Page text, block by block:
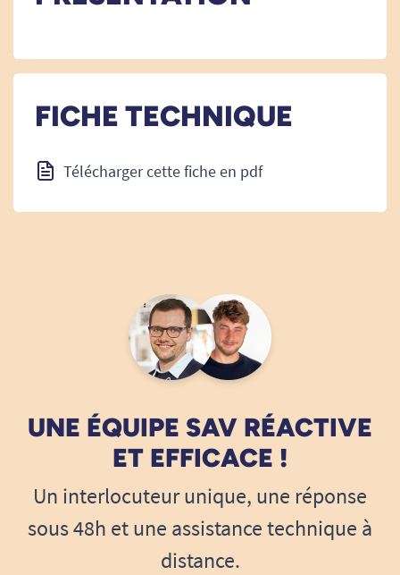
FICHE TECHNIQUE
Télécharger cette fiche en pdf
UNE ÉQUIPE SAV RÉACTIVE
ET EFFICACE !
Un interlocuteur unique, une réponse
sous 48h et une assistance technique à
distance.